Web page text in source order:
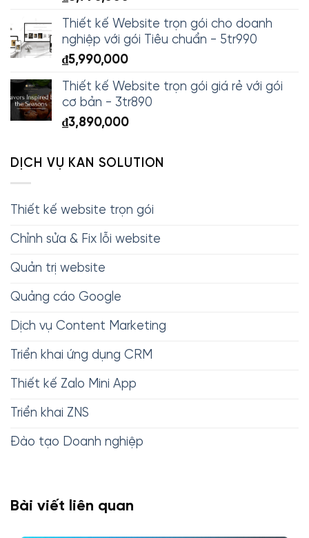
Thiết kế Website trọn gói cho doanh
nghiệp với gói Tiêu chuẩn - 5tr990
₫5,990,000
Thiết kế Website trọn gói giá rẻ với gói
cơ bản - 3tr890
₫3,890,000
DỊCH VỤ KAN SOLUTION
Thiết kế website trọn gói
Chỉnh sửa & Fix lỗi website
Quản trị website
Quảng cáo Google
Dịch vụ Content Marketing
Triển khai ứng dụng CRM
Thiết kế Zalo Mini App
Triển khai ZNS
Đào tạo Doanh nghiệp
Bài viết liên quan